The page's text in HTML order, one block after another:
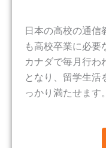
日本の高校の通信
も高校卒業に必要
カナダで毎月行わ
となり、留学生活
っかり満たせます。